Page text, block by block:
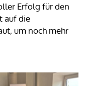
Erfolg für den
auf die
um noch mehr